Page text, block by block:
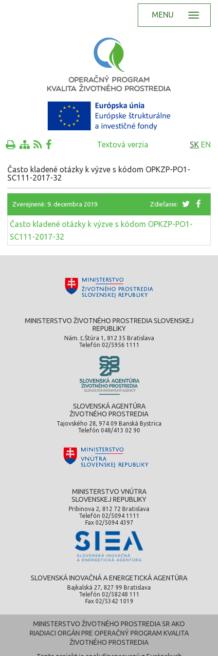
MENU
Textová verzia SK EN
Často kladené otázky k výzve s kódom OPKZP-PO1-
SC111-2017-32
Zverejnené: 9. decembra 2019 Zdieľanie:
Často kladené otázky k výzve s kódom OPKZP-PO1-
SC111-2017-32
MINISTERSTVO ŽIVOTNÉHO PROSTREDIA SLOVENSKEJ
REPUBLIKY
Nám. Ľ.Štúra 1, 812 35 Bratislava
Telefón 02/5956 1111
SLOVENSKÁ AGENTÚRA
ŽIVOTNÉHO PROSTREDIA
Tajovského 28, 974 09 Banská Bystrica
Telefón 048/413 02 90
MINISTERSTVO VNÚTRA
SLOVENSKEJ REPUBLIKY
Pribinova 2, 812 72 Bratislava
Telefón 02/5094 1111
Fax 02/5094 4397
SLOVENSKÁ INOVAČNÁ A ENERGETICKÁ AGENTÚRA
Bajkalská 27, 827 99 Bratislava
Telefón 02/58248 111
Fax 02/5342 1019
MINISTERSTVO ŽIVOTNÉHO PROSTREDIA SR AKO
RIADIACI ORGÁN PRE OPERAČNÝ PROGRAM KVALITA
ŽIVOTNÉHO PROSTREDIA